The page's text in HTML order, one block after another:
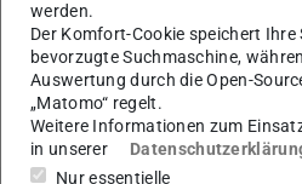
Nach Rücksprache mit dem
bisherige Programm 'Acrobat
und kann hier als Standard für
Nutzer*innen eingestellt werden.
werden.
Der Komfort-Cookie speichert
bevorzugte Suchmaschine,
Auswertung durch die Open-
„Matomo“ regelt.
Weitere Informationen zum
in unserer
Nur essentielle